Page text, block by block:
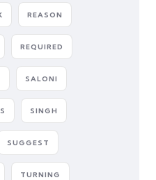
REASON
REQUIRED
SALONI
SINGH
SUGGEST
TURNING